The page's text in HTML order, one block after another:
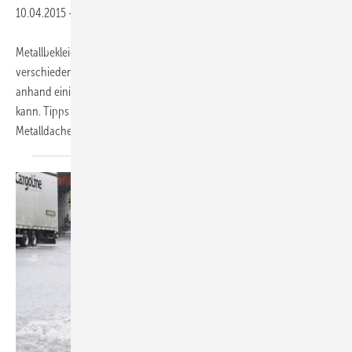
10.04.2015 -
Metallbekleidungen für Dach und Fassade können sich durch
verschiedene Einflüsse verändern. Ein zehnseitiger Ratgeber zeigt
anhand einiger Beispiele auf, wie sich der falsche Umgang auswirken
kann. Tipps machen deutlich, wie verunreinigte Oberflächen von
Metalldacheindeckungen